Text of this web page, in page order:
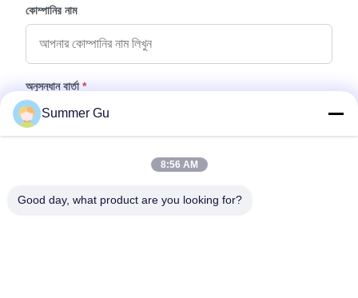
কোম্পানির নাম
অনুসন্ধান বার্তা *
Summer Gu
8:56 AM
Good day, what product are you looking for?